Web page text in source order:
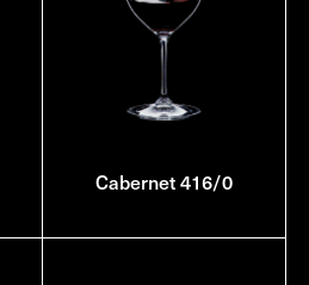
Cabernet 416/0